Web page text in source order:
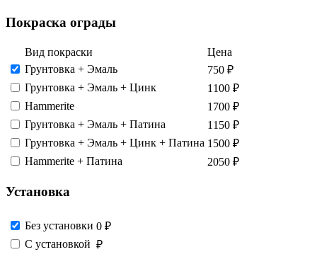
Покраска ограды
Вид покраски
Цена
Грунтовка + Эмаль
750 ₽
Грунтовка​ + Эмаль + Цинк
1100 ₽
Hammerite
1700 ₽
Грунтовка + Эмаль​ + Патина
1150 ₽
Грунтовка​ + Эмаль + Цинк + Патина 1500 ₽
Hammerite + Патина
2050 ₽
Установка
Без установки 0 ₽
С установкой ₽